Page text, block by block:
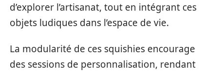
d’explorer l’artisanat, tout en intégrant ces
objets ludiques dans l’espace de vie.
La modularité de ces squishies encourage
des sessions de personnalisation, rendant